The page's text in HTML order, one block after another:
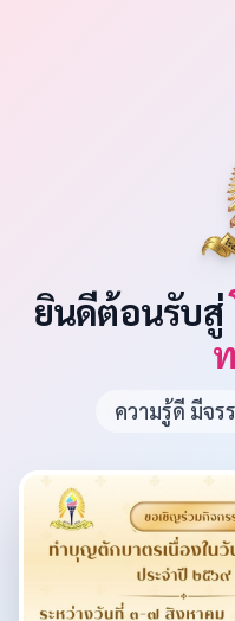
ยินดีต้อนรับสู่
ความรู้ดี มีจร